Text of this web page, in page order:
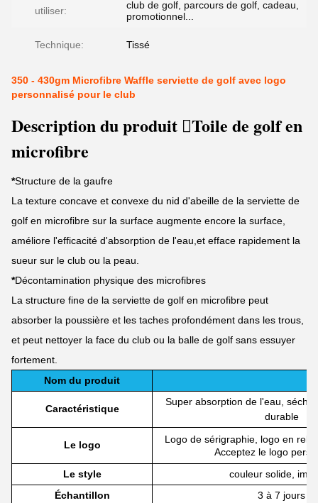
utiliser:
club de golf, parcours de golf, cadeau,
promotionnel...
Technique: Tissé
350 - 430gm Microfibre Waffle serviette de golf avec logo
personnalisé pour le club
Description du produit Toile de golf en
microfibre
*Structure de la gaufre
La texture concave et convexe du nid d'abeille de la serviette de
golf en microfibre sur la surface augmente encore la surface,
améliore l'efficacité d'absorption de l'eau,et efface rapidement la
sueur sur le club ou la peau.
*Décontamination physique des microfibres
La structure fine de la serviette de golf en microfibre peut
absorber la poussière et les taches profondément dans les trous,
et peut nettoyer la face du club ou la balle de golf sans essuyer
fortement.
Nom du produit
Caractéristique
Super absorption de l'eau, séché
durable
Le logo
Logo de sérigraphie, logo en
Acceptez le logo
Le style
couleur solide,
Échantillon
3 à 7 jours